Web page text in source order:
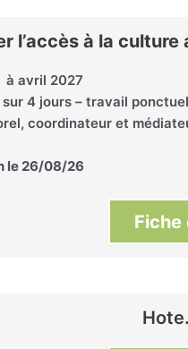
l’accès à la
à avril 2027
4 jours – travail
coordinateur et
le 26/08/26
Fiche